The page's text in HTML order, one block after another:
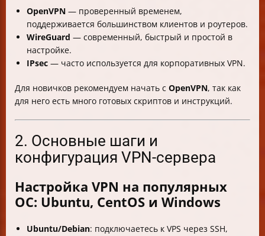
OpenVPN — проверенный временем,
поддерживается большинством клиентов и роутеров.
WireGuard — современный, быстрый и простой в
настройке.
IPsec — часто используется для корпоративных VPN.
Для новичков рекомендуем начать с OpenVPN, так как
для него есть много готовых скриптов и инструкций.
2. Основные шаги и
конфигурация VPN-сервера
Настройка VPN на популярных
ОС: Ubuntu, CentOS и Windows
Ubuntu/Debian: подключаетесь к VPS через SSH,